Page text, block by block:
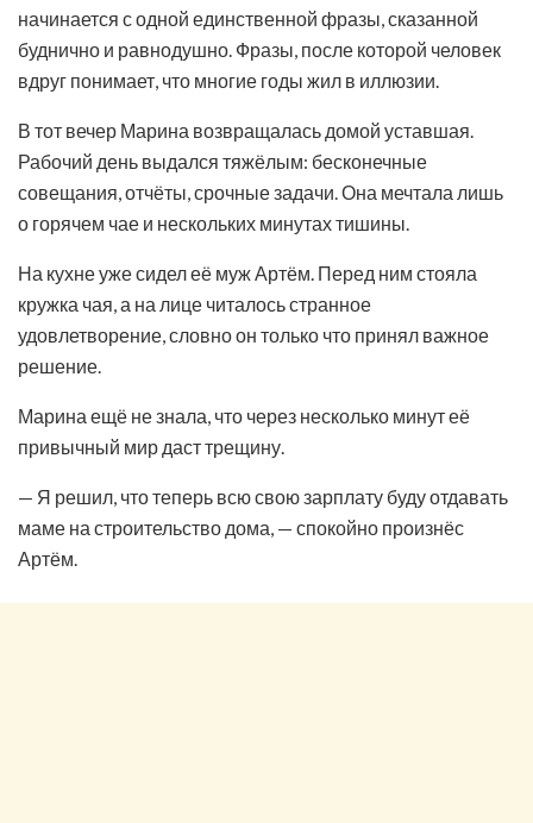
начинается с одной единственной фразы, сказанной
буднично и равнодушно. Фразы, после которой человек
вдруг понимает, что многие годы жил в иллюзии.
В тот вечер Марина возвращалась домой уставшая.
Рабочий день выдался тяжёлым: бесконечные
совещания, отчёты, срочные задачи. Она мечтала лишь
о горячем чае и нескольких минутах тишины.
На кухне уже сидел её муж Артём. Перед ним стояла
кружка чая, а на лице читалось странное
удовлетворение, словно он только что принял важное
решение.
Марина ещё не знала, что через несколько минут её
привычный мир даст трещину.
— Я решил, что теперь всю свою зарплату буду отдавать
маме на строительство дома, — спокойно произнёс
Артём.